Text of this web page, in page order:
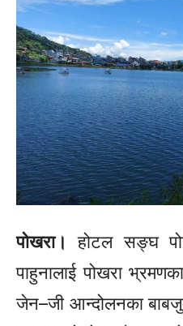
पोखरा।
होटल सङ्घ
पाहुनालाई पोखरा
जेन–जीआन्दोलनका